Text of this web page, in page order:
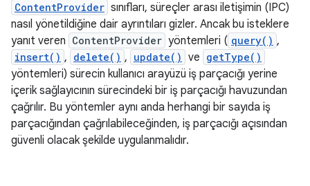
ContentProvider sınıfları, süreçler arası iletişimin (IPC)
nasıl yönetildiğine dair ayrıntıları gizler. Ancak bu isteklere
yanıt veren ContentProvider yöntemleri ( query() ,
insert() , delete() , update() ve getType()
yöntemleri) sürecin kullanıcı arayüzü iş parçacığı yerine
içerik sağlayıcının sürecindeki bir iş parçacığı havuzundan
çağrılır. Bu yöntemler aynı anda herhangi bir sayıda iş
parçacığından çağrılabileceğinden, iş parçacığı açısından
güvenli olacak şekilde uygulanmalıdır.